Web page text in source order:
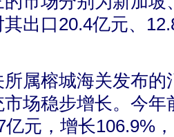
出口20.4亿元、
榕城海关发布的
场稳步增长。今
亿元，增长106.9%